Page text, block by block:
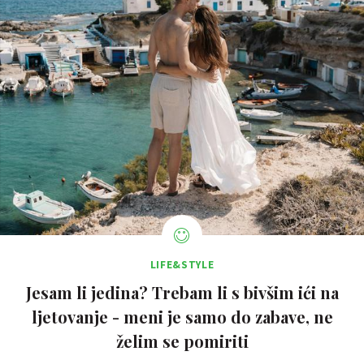
LIFE&STYLE
Jesam li jedina? Trebam li s bivšim ići na
ljetovanje - meni je samo do zabave, ne
želim se pomiriti